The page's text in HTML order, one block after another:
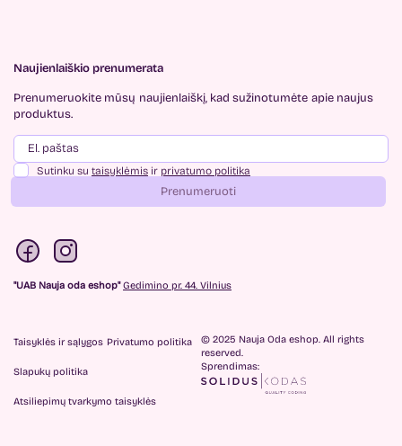
Naujienlaiškio prenumerata
Prenumeruokite mūsų naujienlaiškį, kad sužinotumėte apie naujus
produktus.
Sutinku su taisyklėmis ir privatumo politika
Prenumeruoti
"UAB Nauja oda eshop" Gedimino pr. 44. Vilnius
Taisyklės ir sąlygos Privatumo politika
Slapukų politika
Atsiliepimų tvarkymo taisyklės
© 2025 Nauja Oda eshop. All rights
reserved.
Sprendimas: